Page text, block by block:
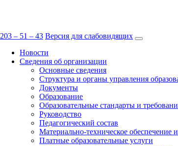
203 – 51 – 43 Версия для слабовидящих
Новости
Сведения об организации
Основные сведения
Структура и органы управления
Документы
Образование
Образовательные стандарты и
Руководство
Педагогический состав
Материально-техническое обеспечение
Платные образовательные услуги